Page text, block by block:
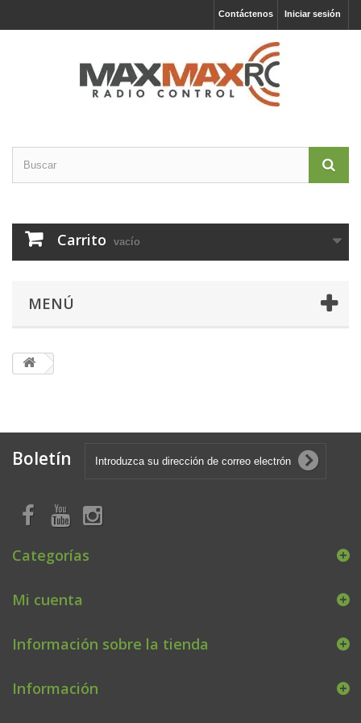
Iniciar sesión
Contáctenos
Carrito vacío
MENÚ
Boletín
Categorías
Mi cuenta
Información sobre la tienda
Información